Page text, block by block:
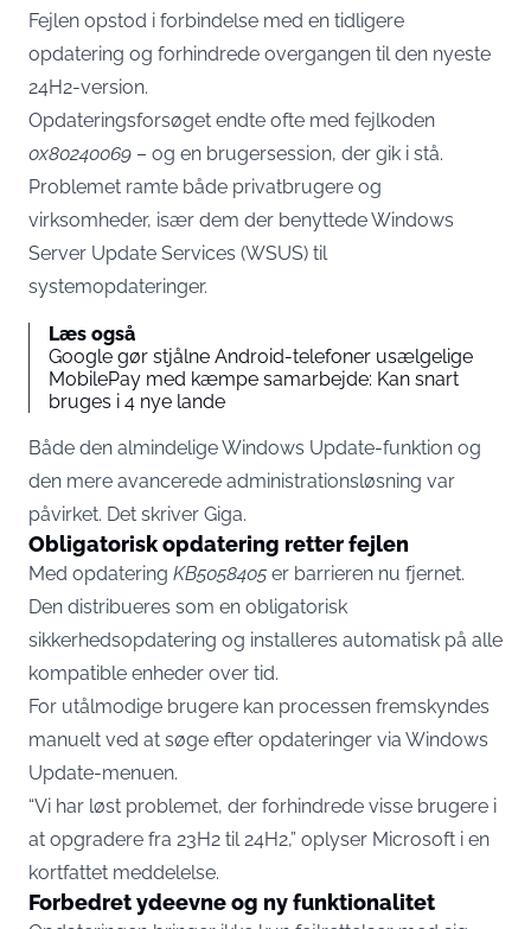
Fejlen opstod i forbindelse med en tidligere
opdatering og forhindrede overgangen til den nyeste
24H2-version.
Opdateringsforsøget endte ofte med fejlkoden
0x80240069 – og en brugersession, der gik i stå.
Problemet ramte både privatbrugere og
virksomheder, især dem der benyttede Windows
Server Update Services (WSUS) til
systemopdateringer.
Læs også
Google gør stjålne Android-telefoner usælgelige
MobilePay med kæmpe samarbejde: Kan snart
bruges i 4 nye lande
Både den almindelige Windows Update-funktion og
den mere avancerede administrationsløsning var
påvirket. Det skriver Giga.
Obligatorisk opdatering retter fejlen
Med opdatering KB5058405 er barrieren nu fjernet.
Den distribueres som en obligatorisk
sikkerhedsopdatering og installeres automatisk på alle
kompatible enheder over tid.
For utålmodige brugere kan processen fremskyndes
manuelt ved at søge efter opdateringer via Windows
Update-menuen.
“Vi har løst problemet, der forhindrede visse brugere i
at opgradere fra 23H2 til 24H2,” oplyser Microsoft i en
kortfattet meddelelse.
Forbedret ydeevne og ny funktionalitet